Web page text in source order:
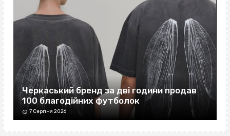
Черкаський бренд за дві години продав
100 благодійних футболок
7 Серпня 2026